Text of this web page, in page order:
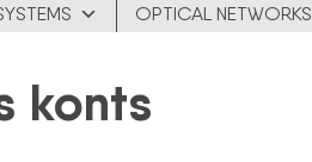
OPTICAL NETWORKS
konts